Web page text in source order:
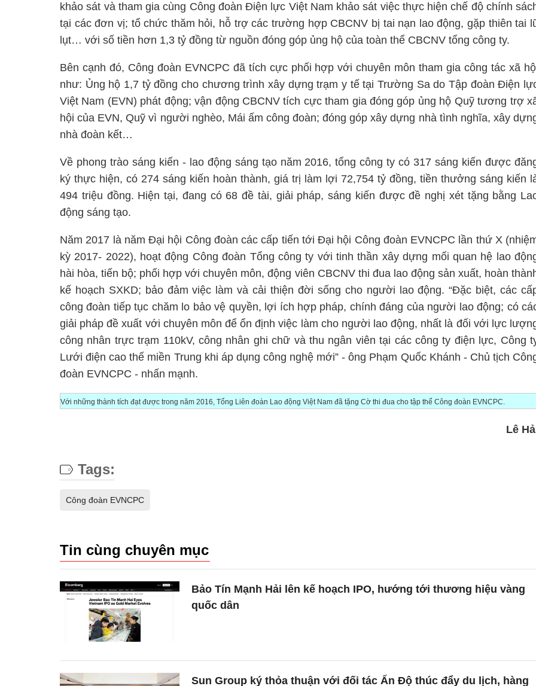
khảo sát và tham gia cùng Công đoàn Điện lực Việt Nam khảo sát việc thực hiện chế độ chính
tại các đơn vị; tổ chức thăm hỏi, hỗ trợ các trường hợp CBCNV bị tai nạn lao động, gặp thiên tai
lụt… với số tiền hơn 1,3 tỷ đồng từ nguồn đóng góp ủng hộ của toàn thể CBCNV tổng công ty.
Bên cạnh đó, Công đoàn EVNCPC đã tích cực phối hợp với chuyên môn tham gia công tác xã
như: Ủng hộ 1,7 tỷ đồng cho chương trình xây dựng trạm y tế tại Trường Sa do Tập đoàn Điện
Việt Nam (EVN) phát động; vận động CBCNV tích cực tham gia đóng góp ủng hộ Quỹ tương trợ
hội của EVN, Quỹ vì người nghèo, Mái ấm công đoàn; đóng góp xây dựng nhà tình nghĩa, xây
nhà đoàn kết…
Về phong trào sáng kiến - lao động sáng tạo năm 2016, tổng công ty có 317 sáng kiến được
ký thực hiện, có 274 sáng kiến hoàn thành, giá trị làm lợi 72,754 tỷ đồng, tiền thưởng sáng kiến
494 triệu đồng. Hiện tại, đang có 68 đề tài, giải pháp, sáng kiến được đề nghị xét tặng bằng
động sáng tạo.
Năm 2017 là năm Đại hội Công đoàn các cấp tiến tới Đại hội Công đoàn EVNCPC lần thứ X
kỳ 2017- 2022), hoạt động Công đoàn Tổng công ty với tinh thần xây dựng mối quan hệ lao
hài hòa, tiến bộ; phối hợp với chuyên môn, động viên CBCNV thi đua lao động sản xuất, hoàn
kế hoạch SXKD; bảo đảm việc làm và cải thiện đời sống cho người lao động. “Đặc biệt, các
công đoàn tiếp tục chăm lo bảo vệ quyền, lợi ích hợp pháp, chính đáng của người lao động; có
giải pháp đề xuất với chuyên môn để ổn định việc làm cho người lao động, nhất là đối với lực
công nhân trực trạm 110kV, công nhân ghi chữ và thu ngân viên tại các công ty điện lực, Công
Lưới điện cao thế miền Trung khi áp dụng công nghệ mới” - ông Phạm Quốc Khánh - Chủ tịch
đoàn EVNCPC - nhấn mạnh.
Với những thành tích đạt được trong năm 2016, Tổng Liên đoàn Lao động Việt Nam đã tặng Cờ thi đua cho tập thể Công đoàn EVNCPC.
Lê
Tags:
Công đoàn EVNCPC
Tin cùng chuyên mục
Bảo Tín Mạnh Hải lên kế hoạch IPO, hướng tới thương hiệu vàng
quốc dân
Sun Group ký thỏa thuận với đối tác Ấn Độ thúc đẩy du lịch, hàng